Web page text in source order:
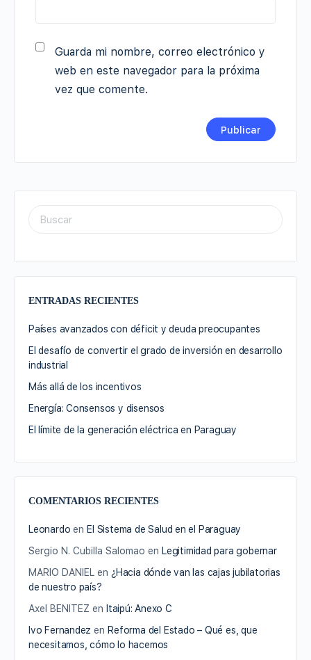
Guarda mi nombre, correo electrónico y
web en este navegador para la próxima
vez que comente.
ENTRADAS RECIENTES
Países avanzados con déficit y deuda preocupantes
El desafío de convertir el grado de inversión en desarrollo
industrial
Más allá de los incentivos
Energía: Consensos y disensos
El límite de la generación eléctrica en Paraguay
COMENTARIOS RECIENTES
Leonardo en El Sistema de Salud en el Paraguay
Sergio N. Cubilla Salomao en Legitimidad para gobernar
MARIO DANIEL en ¿Hacia dónde van las cajas jubilatorias
de nuestro país?
Axel BENITEZ en Itaipú: Anexo C
Ivo Fernandez en Reforma del Estado – Qué es, que
necesitamos, cómo lo hacemos